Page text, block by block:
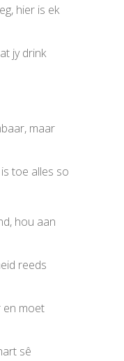
hier is ek
jy drink
maar
toe alles so
hou aan
reeds
en moet
sê